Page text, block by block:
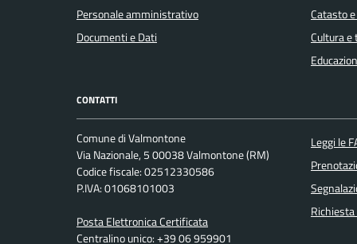
Personale amministrativo
Documenti e Dati
Catasto
Cultura e
CONTATTI
Comune di Valmontone
Via Nazionale, 5 00038 Valmontone (RM)
Codice fiscale: 02512330586
P.IVA: 01068101003
Posta Elettronica Certificata
Centralino unico: +39 06 959901
Leggi le